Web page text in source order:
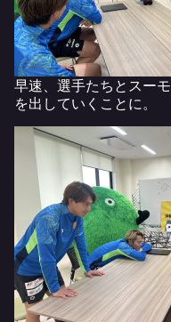
早速、選手たちとスー
を出していくことに。